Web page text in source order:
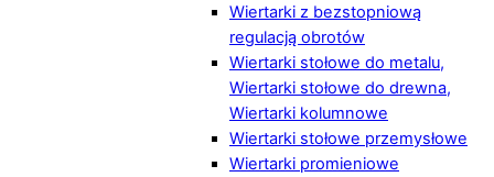
Wiertarki z bezstopniową
regulacją obrotów
Wiertarki stołowe do metalu,
Wiertarki stołowe do drewna,
Wiertarki kolumnowe
Wiertarki stołowe przemysłowe
Wiertarki promieniowe